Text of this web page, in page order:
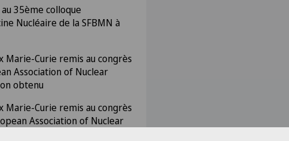
35ème colloque
Nucléaire de la SFBMN à
Marie-Curie remis au congrès
Association of Nuclear
obtenu
Marie-Curie remis au congrès
Association of Nuclear
obtenu